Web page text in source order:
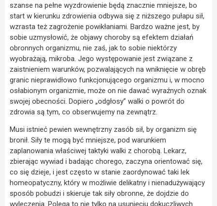
szanse na pełne wyzdrowienie będą znacznie mniejsze, bo
start w kierunku zdrowienia odbywa się z niższego pułapu sił,
wzrasta też zagrożenie powikłaniami. Bardzo ważne jest, by
sobie uzmysłowić, że objawy choroby są efektem działań
obronnych organizmu, nie zaś, jak to sobie niektórzy
wyobrażają, mikroba. Jego występowanie jest związane z
zaistnieniem warunków, pozwalających na wniknięcie w obręb
granic nieprawidłowo funkcjonującego organizmu i, w mocno
osłabionym organizmie, może on nie dawać wyraźnych oznak
swojej obecności. Dopiero „odgłosy” walki o powrót do
zdrowia są tym, co obserwujemy na zewnątrz.
Musi istnieć pewien wewnętrzny zasób sił, by organizm się
bronił. Siły te mogą być mniejsze, pod warunkiem
zaplanowania właściwej taktyki walki z chorobą. Lekarz,
zbierając wywiad i badając chorego, zaczyna orientować się,
co się dzieje, i jest często w stanie zaordynować taki lek
homeopatyczny, który w możliwie delikatny i nienadużywający
sposób pobudzi i skieruje tak siły obronne, że dojdzie do
wyleczenia. Polega to nie tylko na usunięciu dokuczliwych